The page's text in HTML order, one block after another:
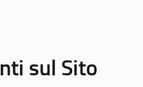
sul Sito